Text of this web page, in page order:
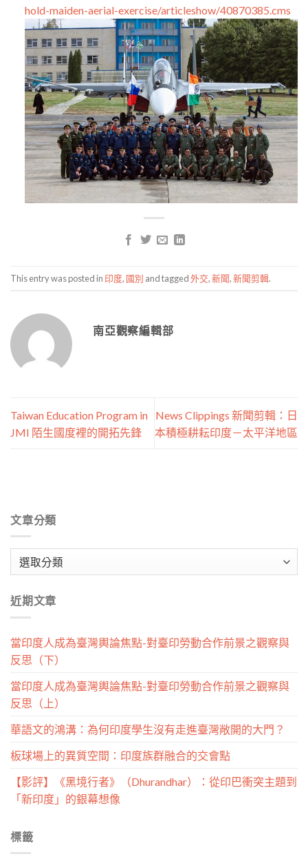
hold-maiden-aerial-exercise/articleshow/40870385.cms
This entry was posted in 印度, 國別 and tagged外交,新聞,新聞剪輯.
南亞觀察編輯部
Taiwan Education Program in
JMI 陌生國度裡的開拓先鋒
News Clippings 新聞剪輯：日
本積極耕耘印度－太平洋地區
文章分類
類
近期文章
當印度人成為臺灣輿論焦點-對臺印勞動合作前景之觀察與
反思（下）
當印度人成為臺灣輿論焦點-對臺印勞動合作前景之觀察與
反思（上）
華語文的鴻溝：為何印度學生沒有走進臺灣敞開的大門？
板球場上的異質空間：印度族群融合的交會點
【影評】《黑境行者》（Dhurandhar）：從印巴衝突主題到
「新印度」的銀幕想像
標籤